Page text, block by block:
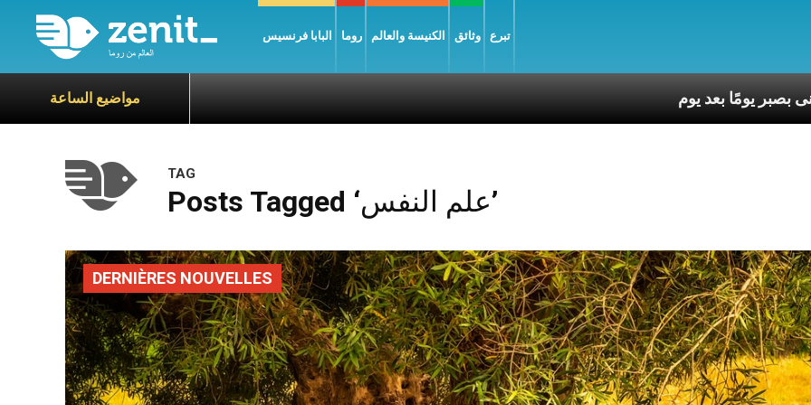
البابا فرنسيس روما الكنيسة والعالم وثائق تبرع
مواضيع الساعة
TAG
Posts Tagged ‘علم النفس’
DERNIÈRES NOUVELLES